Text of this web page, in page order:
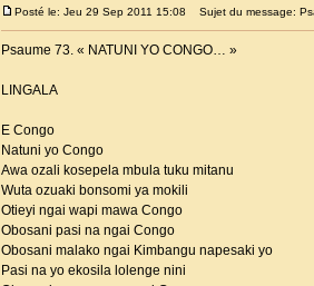
Posté le: Jeu 29 Sep 2011 15:08 Sujet du message:
Psaume 73. « NATUNI YO CONGO… »
LINGALA
E Congo
Natuni yo Congo
Awa ozali kosepela mbula tuku mitanu
Wuta ozuaki bonsomi ya mokili
Otieyi ngai wapi mawa Congo
Obosani pasi na ngai Congo
Obosani malako ngai Kimbangu napesaki yo
Pasi na yo ekosila lolenge nini